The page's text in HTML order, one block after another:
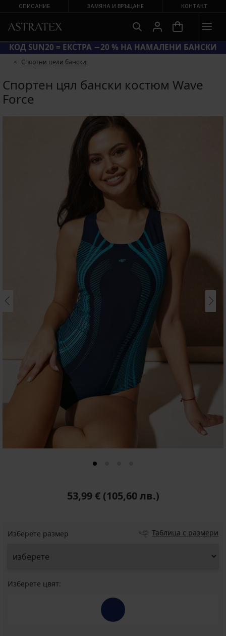
СПИСАНИЕ ЗАМЯНА И ВРЪЩАНЕ КОНТАКТ
КОД SUN20 = ЕКСТРА −20 % НА НАМАЛЕНИ БАНСКИ
Спортни цели бански
Спортен цял бански костюм Wave
Force
53,99 € (105,60 лв.)
Изберете размер Таблица с размери
Изберете цвят: